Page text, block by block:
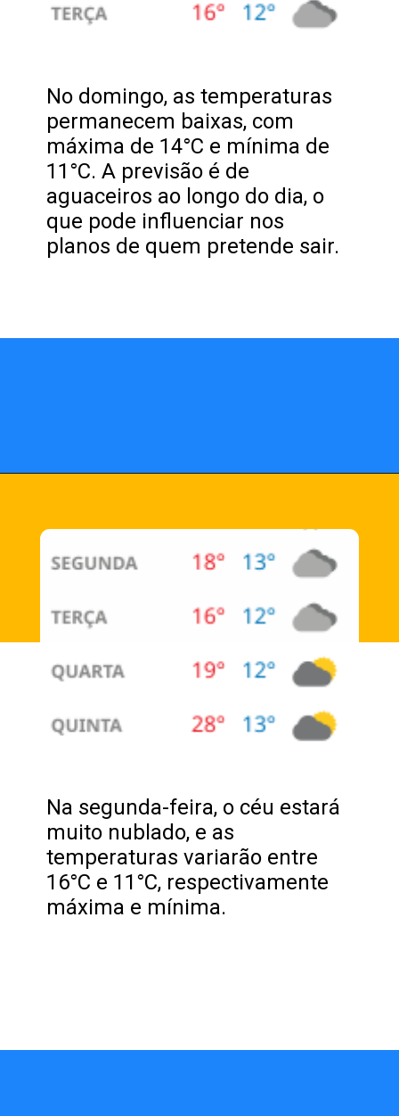
No domingo, as temperaturas
permanecem baixas, com
máxima de 14°C e mínima de
11°C. A previsão é de
aguaceiros ao longo do dia, o
que pode influenciar nos
planos de quem pretende sair.
Na segunda-feira, o céu estará
muito nublado, e as
temperaturas variarão entre
16°C e 11°C, respectivamente
máxima e mínima.